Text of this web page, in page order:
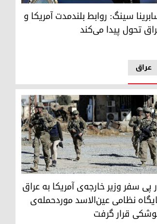
ریاست اقلیم کوردستان در اربیل
سینگ، معاون سخنگوی وزات دفاع آمریکا
عراق
سینگ: روابط بلندمدت آمریکا و
تحول پیدا می‌کند
پی سفر وزیر خارجه‌ی آمریکا به عراق پایگاه
پی سفر وزیر خارجه‌ی آمریکا به عراق
نظامی عین‌الاسد موردحمله‌ی
قرار گرفت